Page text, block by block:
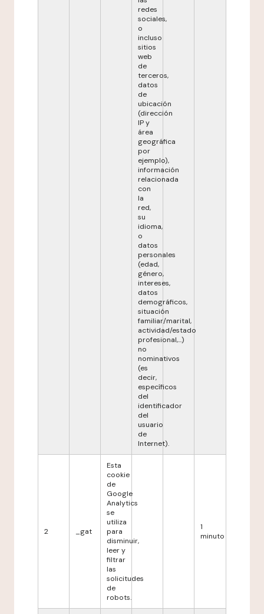
redes
sociales,
o
incluso
sitios
web
de
terceros,
datos
de
ubicación
(dirección
IP y
área
geográfica
por
ejemplo),
información
relacionada
con
la
red,
su
idioma,
o
datos
personales
(edad,
género,
intereses,
datos
demográficos,
situación
familiar/marital,
actividad/estado
profesional,...)
no
nominativos
(es
decir,
específicos
del
identificador
del
usuario
de
Internet).
2 _gat
Esta
cookie
de
Google
Analytics
se
utiliza
para
disminuir,
leer y
filtrar
las
solicitudes
de
robots.
1
minuto